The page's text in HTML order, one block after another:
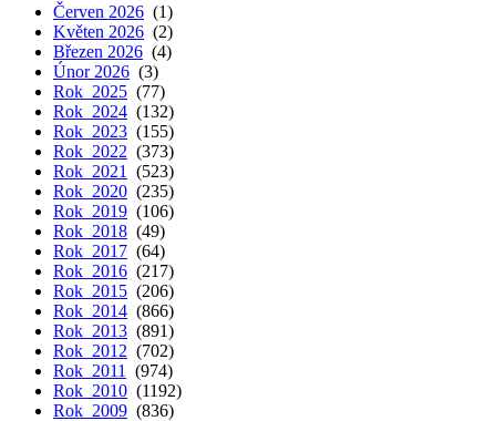
Červen 2026 (1)
Květen 2026 (2)
Březen 2026 (4)
Únor 2026 (3)
Rok 2025 (77)
Rok 2024 (132)
Rok 2023 (155)
Rok 2022 (373)
Rok 2021
(523)
Rok 2020 (235)
Rok 2019 (106)
Rok 2018 (49)
Rok 2017 (64)
Rok 2016 (217)
Rok 2015 (206)
Rok 2014 (866)
Rok 2013 (891)
Rok 2012 (702)
Rok 2011
(974)
Rok 2010 (1192)
Rok 2009 (836)